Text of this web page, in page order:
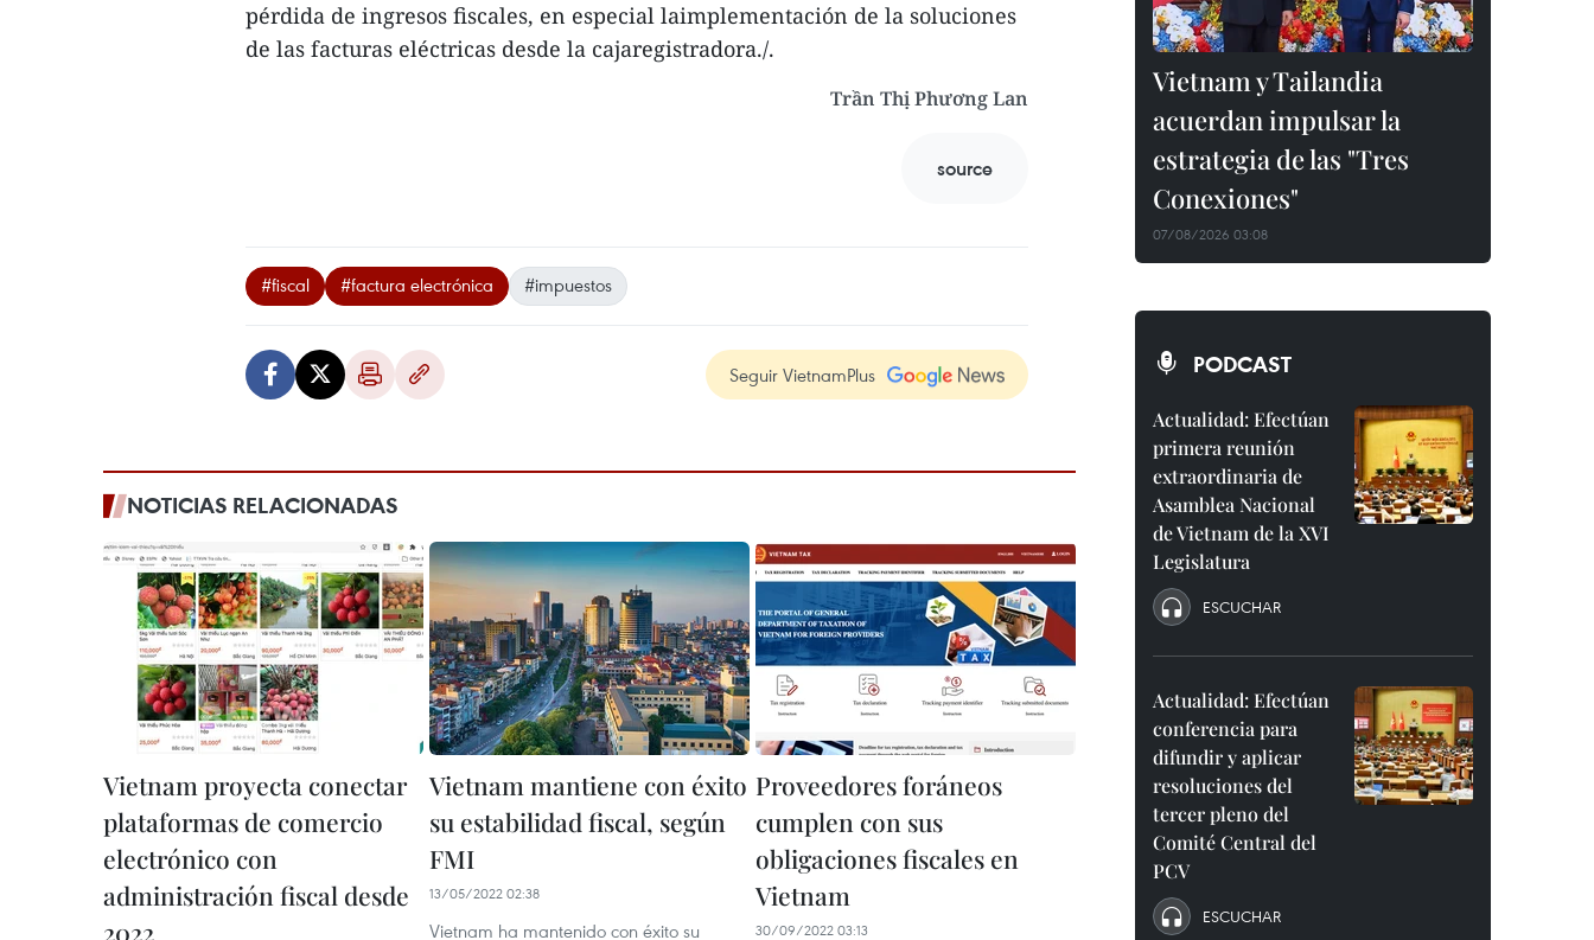
pérdida de ingresos fiscales, en especial laimplementación de la soluciones
de las facturas eléctricas desde la cajaregistradora./.
Trần Thị Phương Lan
source
#fiscal #factura electrónica #impuestos
Seguir VietnamPlus
NOTICIAS RELACIONADAS
Vietnam proyecta conectar
plataformas de comercio
electrónico con
administración fiscal desde
2022
Vietnam mantiene con éxito
su estabilidad fiscal, según
FMI
13/05/2022 02:38
Vietnam ha mantenido con éxito su
Proveedores foráneos
cumplen con sus
obligaciones fiscales en
Vietnam
30/09/2022 03:13
Vietnam y Tailandia
acuerdan impulsar la
estrategia de las "Tres
Conexiones"
07/08/2026 03:08
PODCAST
Actualidad: Efectúan
primera reunión
extraordinaria de
Asamblea Nacional
de Vietnam de la XVI
Legislatura
ESCUCHAR
Actualidad: Efectúan
conferencia para
difundir y aplicar
resoluciones del
tercer pleno del
Comité Central del
PCV
ESCUCHAR